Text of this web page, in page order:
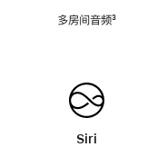
多房间音频脚
³
Siri